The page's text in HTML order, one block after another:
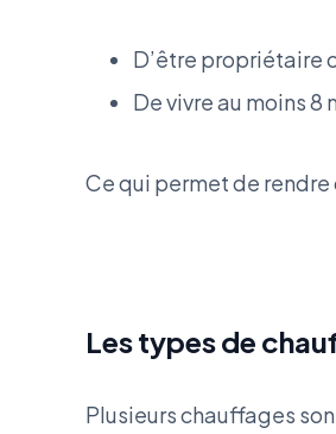
D’être propriétaire
De vivre au moins
Ce qui permet de
Les types de
Plusieurs chauffages